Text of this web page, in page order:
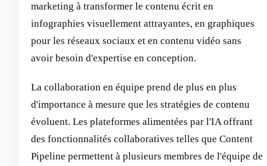
marketing à transformer le contenu écrit en
infographies visuellement attrayantes, en graphiques
pour les réseaux sociaux et en contenu vidéo sans
avoir besoin d'expertise en conception.
La collaboration en équipe prend de plus en plus
d'importance à mesure que les stratégies de contenu
évoluent. Les plateformes alimentées par l'IA offrant
des fonctionnalités collaboratives telles que Content
Pipeline permettent à plusieurs membres de l'équipe de